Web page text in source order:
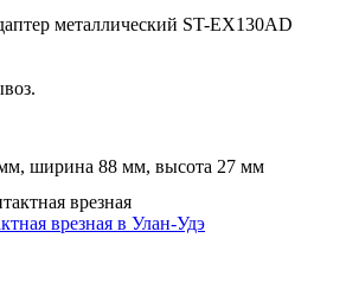
металлический ST-EX130AD
ширина 88 мм, высота 27 мм
врезная в Улан-Удэ